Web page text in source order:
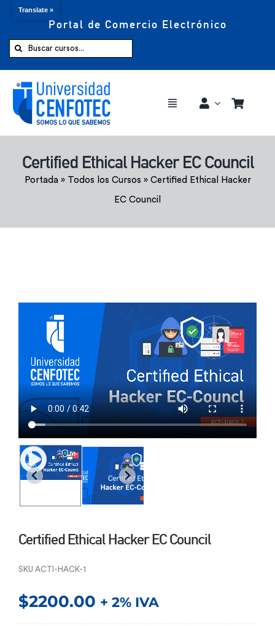
Portal de Comercio Electrónico
Buscar:
Toggle
Comprar ahora
Inicio
Carreras
Empresas
Certified Ethical Hacker EC Council
Portada» Todos los Cursos » Certified Ethical Hacker
EC Council
Certified Ethical Hacker EC Council
SKU ACTI-HACK-1
$2200.00 + 2% IVA
Translate »